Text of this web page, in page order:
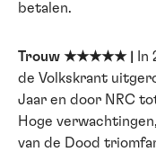
betalen.
Trouw ★★★★★ |
In
de Volkskrant
Jaar en door NRC
Hoge
van de Dood